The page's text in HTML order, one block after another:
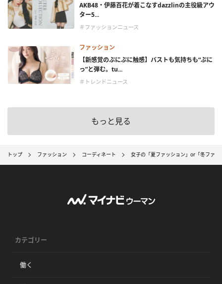
AKB48・伊藤百花が着こなすdazzlinの主役級アウ
ター5...
＃ファッションニュース
ファッション
【新感覚のぷにぷに触感】バストも気持ちも“ぷに
っ”と弾む。tu...
＃トレンドニュース
もっと見る
トップ ファッション コーディネート 女子の「夏ファッション」or「冬ファ
カテゴリー
働く